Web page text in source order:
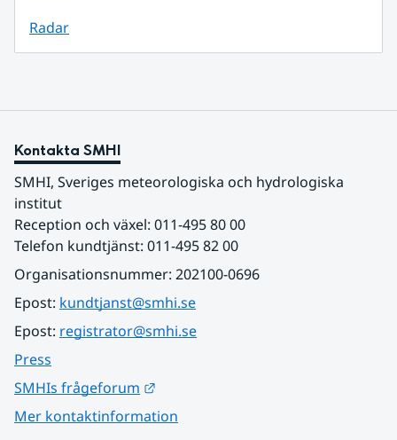
Radar
Kontakta SMHI
SMHI, Sveriges meteorologiska och hydrologiska
institut
Reception och växel: 011-495 80 00
Telefon kundtjänst: 011-495 82 00
Organisationsnummer: 202100-0696
Epost: kundtjanst@smhi.se
Epost: registrator@smhi.se
Press
SMHIs frågeforum
Mer kontaktinformation